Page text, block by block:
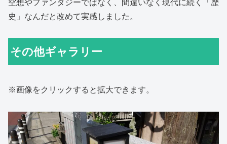
空想やファンタジーではなく、間違いなく現代に続く「歴
史」なんだと改めて実感しました。
その他ギャラリー
※画像をクリックすると拡大できます。